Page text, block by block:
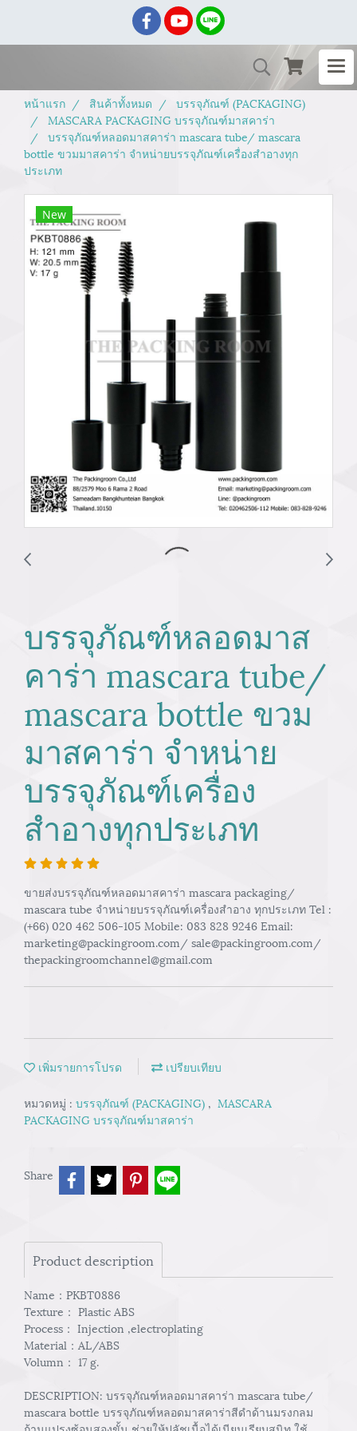
หน้าแรก สินค้าทั้งหมด
บรรจุภัณฑ์ (PACKAGING)
MASCARA PACKAGING บรรจุภัณฑ์มาสคาร่า
บรรจุภัณฑ์หลอดมาสคาร่า mascara tube/ mascara
bottle ขวมมาสคาร่า จำหน่ายบรรจุภัณฑ์เครื่องสำอางทุก
ประเภท
New
บรรจุภัณฑ์หลอดมาส
คาร่า mascara tube/
mascara bottle ขวม
มาสคาร่า จำหน่าย
บรรจุภัณฑ์เครื่อง
สำอางทุกประเภท
ขายส่งบรรจุภัณฑ์หลอดมาสคาร่า mascara packaging/
mascara tube จำหน่ายบรรจุภัณฑ์เครื่องสำอาง ทุกประเภท Tel :
(+66) 020 462 506-105 Mobile: 083 828 9246 Email:
marketing@packingroom.com/ sale@packingroom.com/
thepackingroomchannel@gmail.com
เพิ่มรายการโปรด เปรียบเทียบ
หมวดหมู่ : บรรจุภัณฑ์ (PACKAGING) , MASCARA
PACKAGING บรรจุภัณฑ์มาสคาร่า
Share
Product description
Name：PKBT0886
Texture： Plastic ABS
Process： Injection ,electroplating
Material：AL/ABS
Volumn： 17 g.
DESCRIPTION: บรรจุภัณฑ์หลอดมาสคาร่า mascara tube/
mascara bottle บรรจุภัณฑ์หลอดมาสคาร่าสีดำด้านมรงกลม